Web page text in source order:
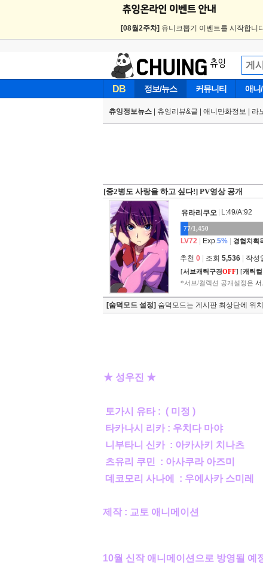
[08월2주차] 유니크뽑기 이벤트를 시작합니
DB 정보/뉴스 커뮤니티 애니
츄잉정보뉴스 츄잉리뷰&글 애니만화정보 라
[중2병도 사랑을 하고 싶다!] PV영상 공개
유라리쿠오 L:49/A:92
77/1,450
LV72 Exp.5% 경험치획
추천 0 조회 5,536 작성
[서브캐릭구경OFF] [캐릭
*서브/컬렉션 공개설정은
[숨덕모드 설정] 숨덕모드는 게시판 최상단에 위
★ 성우진 ★
토가시 유타 : ( 미정 )
타카나시 리카 : 우치다 마야
니부타니 신카 : 아카사키 치나츠
츠유리 쿠민 : 아사쿠라 아즈미
데코모리 사나에 : 우에사카 스미레
제작 : 교토 애니메이션
10월 신작 애니메이션으로 방영될 예